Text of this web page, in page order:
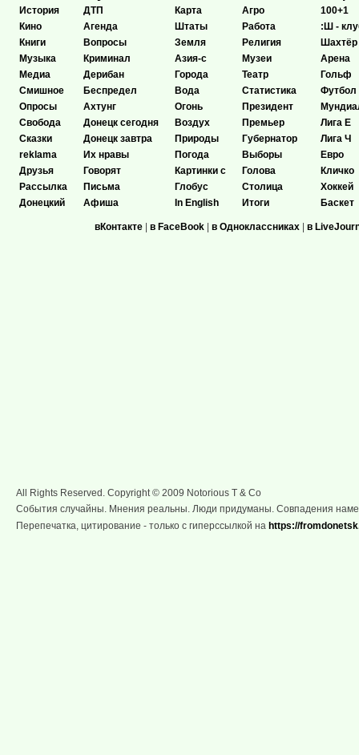
История
Кино
Книги
Музыка
Медиа
Смишное
Опросы
Свобода
Сказки
reklama
Друзья
Рассылка
Донецкий
ДТП
Агенда
Вопросы
Криминал
Дерибан
Беспредел
Ахтунг
Донецк сегодня
Донецк завтра
Их нравы
Говорят
Письма
Афиша
Карта
Штаты
Земля
Азия-с
Города
Вода
Огонь
Воздух
Природы
Погода
Картинки с
Глобус
In English
Агро
Работа
Религия
Музеи
Театр
Статистика
Президент
Премьер
Губернатор
Выборы
Голова
Столица
Итоги
100+1
:Ш -
Шахтёр
Арена
Гольф
Футбол
Лига Е
Лига Ч
Евро
Кличко
Хоккей
Баскет
вКонтакте | в FaceBook | в Одноклассниках | в
All Rights Reserved. Copyright © 2009 Notorious T & Co
События случайны. Мнения реальны. Люди придуманы. Совпадения
Перепечатка, цитирование - только с гиперссылкой на https://